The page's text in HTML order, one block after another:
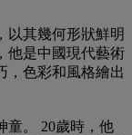
以其幾何形狀鮮明
他是中國現代藝術
，色彩和風格繪出
童。 20歲時，他